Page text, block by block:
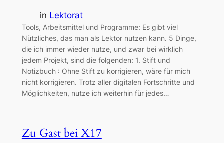
in Lektorat
Tools, Arbeitsmittel und Programme: Es gibt viel
Nützliches, das man als Lektor nutzen kann. 5 Dinge,
die ich immer wieder nutze, und zwar bei wirklich
jedem Projekt, sind die folgenden: 1. Stift und
Notizbuch : Ohne Stift zu korrigieren, wäre für mich
nicht korrigieren. Trotz aller digitalen Fortschritte und
Möglichkeiten, nutze ich weiterhin für jedes…
Zu Gast bei X17